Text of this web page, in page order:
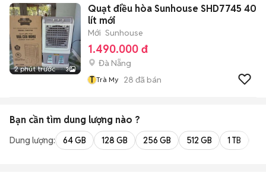
2 phút trước 3
Quạt điều hòa Sunhouse SHD7745 40
lít mới
Mới Sunhouse
1.490.000 đ
Đà Nẵng
T Trà My 28 đã bán
Bạn cần tìm dung lượng nào ?
Dung lượng: 64 GB 128 GB 256 GB 512 GB 1 TB